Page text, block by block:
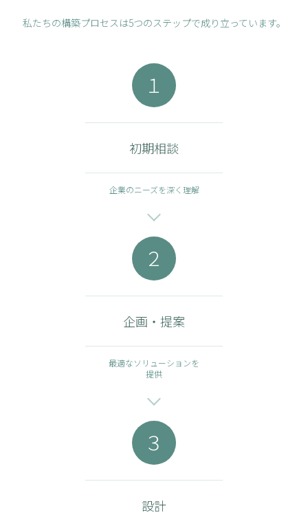
私たちの構築プロセスは5つのステップで成り立っています。
１
初期相談
企業のニーズを深く理解
２
企画・提案
最適なソリューションを
提供
３
設計